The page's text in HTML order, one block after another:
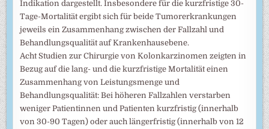
Indikation dargestellt. Insbesondere für die kurzfristige 30-
Tage-Mortalität ergibt sich für beide Tumorerkrankungen
jeweils ein Zusammenhang zwischen der Fallzahl und
Behandlungsqualität auf Krankenhausebene.
Acht Studien zur Chirurgie von Kolonkarzinomen zeigten in
Bezug auf die lang- und die kurzfristige Mortalität einen
Zusammenhang von Leistungsmenge und
Behandlungsqualität: Bei höheren Fallzahlen verstarben
weniger Patientinnen und Patienten kurzfristig (innerhalb
von 30-90 Tagen) oder auch längerfristig (innerhalb von 12